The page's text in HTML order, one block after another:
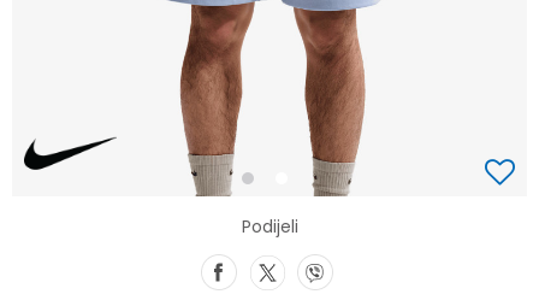
1
Podijeli